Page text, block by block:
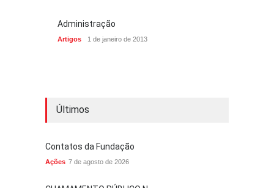
Administração
Artigos 1 de janeiro de 2013
Últimos
Contatos da Fundação
Ações 7 de agosto de 2026